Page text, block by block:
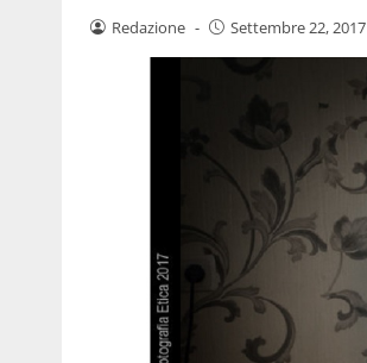
Redazione - Settembre 22, 2017